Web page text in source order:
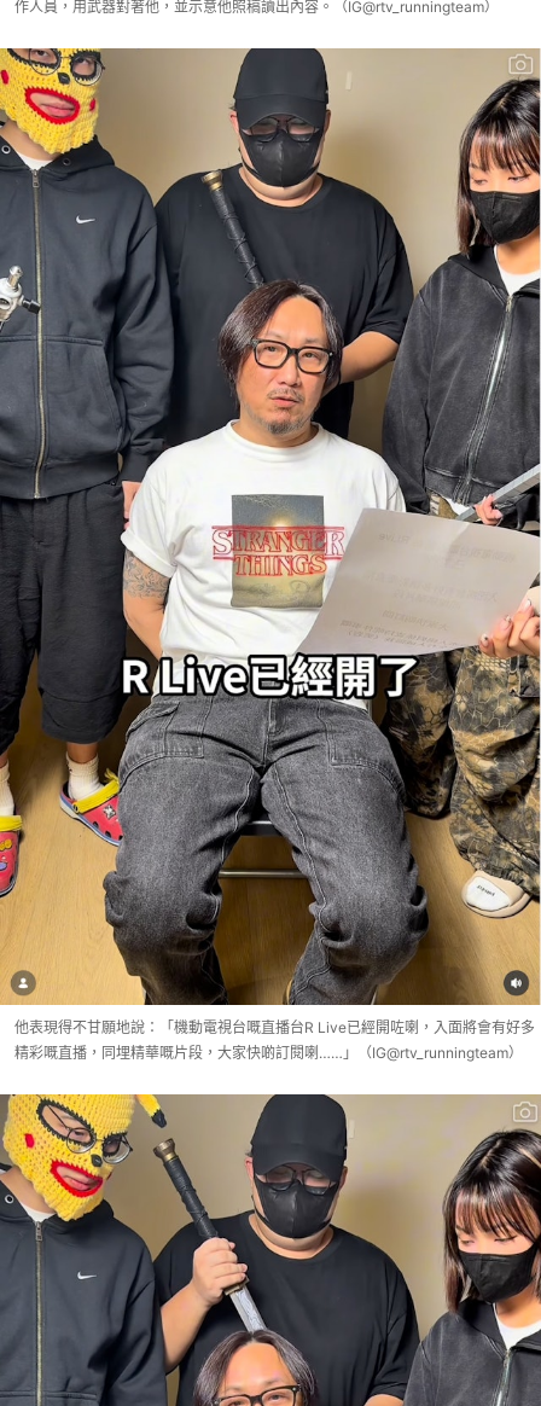
作人員，用武器對著他，並示意他照稿讀出內容。（IG@rtv_runningteam）
他表現得不甘願地說：「機動電視台嘅直播台R Live已經開咗喇，入面將會有好多
精彩嘅直播，同埋精華嘅片段，大家快啲訂閱喇……」（IG@rtv_runningteam）